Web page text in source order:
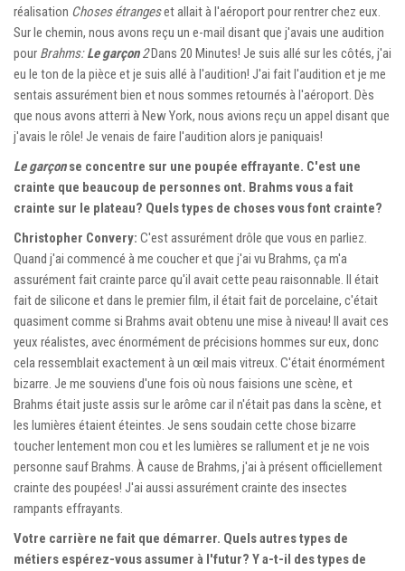
réalisation Choses étrangeset allait à l'aéroport pour rentrer chez eux.
Sur le chemin, nous avons reçu un e-mail disant que j'avais une audition
pour Brahms:Le garçon2Dans 20 Minutes! Je suis allé sur les côtés, j'ai
eu le ton de la pièce et je suis allé à l'audition! J'ai fait l'audition et je me
sentais assurément bien et nous sommes retournés à l'aéroport. Dès
que nous avons atterri à New York, nous avions reçu un appel disant que
j'avais le rôle! Je venais de faire l'audition alors je paniquais!
Le garçonse concentre sur une poupée effrayante. C'est une
crainte que beaucoup de personnes ont. Brahms vous a fait
crainte sur le plateau? Quels types de choses vous font crainte?
Christopher Convery: C'est assurément drôle que vous en parliez.
Quand j'ai commencé à me coucher et que j'ai vu Brahms, ça m'a
assurément fait crainte parce qu'il avait cette peau raisonnable. Il était
fait de silicone et dans le premier film, il était fait de porcelaine, c'était
quasiment comme si Brahms avait obtenu une mise à niveau! Il avait ces
yeux réalistes, avec énormément de précisions hommes sur eux, donc
cela ressemblait exactement à un œil mais vitreux. C'était énormément
bizarre. Je me souviens d'une fois où nous faisions une scène, et
Brahms était juste assis sur le arôme car il n'était pas dans la scène, et
les lumières étaient éteintes. Je sens soudain cette chose bizarre
toucher lentement mon cou et les lumières se rallument et je ne vois
personne sauf Brahms. À cause de Brahms, j'ai à présent officiellement
crainte des poupées! J'ai aussi assurément crainte des insectes
rampants effrayants.
Votre carrière ne fait que démarrer. Quels autres types de
métiers espérez-vous assumer à l'futur? Y a-t-il des types de